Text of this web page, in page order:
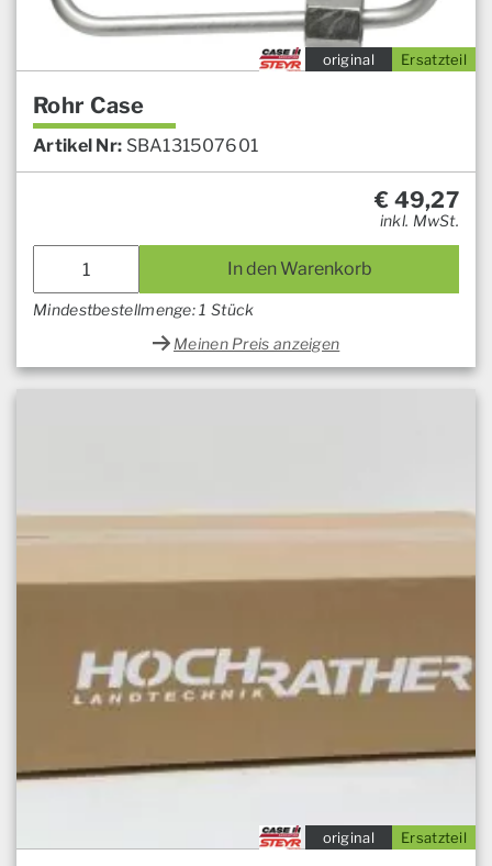
Ersatzteil
original
Rohr Case
Artikel Nr: SBA131507601
€ 49,27
inkl. MwSt.
In den Warenkorb
Mindestbestellmenge: 1 Stück
Meinen Preis anzeigen
Ersatzteil
original